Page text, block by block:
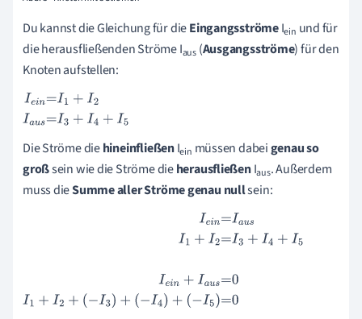
Du kannst die Gleichung für dieEingangsströmeIein und für
die herausfließenden Ströme Iaus(Ausgangsströme) für den
Knoten aufstellen:
Ie +I a us 3 I4
Die Ströme diehineinfließenIein müssen dabeigenau so
großsein wie die Ströme dieherausfließenIaus. Außerdem
muss dieSumme aller Ströme genau nullsein: